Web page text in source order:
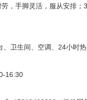
，手脚灵活，服从安排
卫生间、空调、24小时
16:30